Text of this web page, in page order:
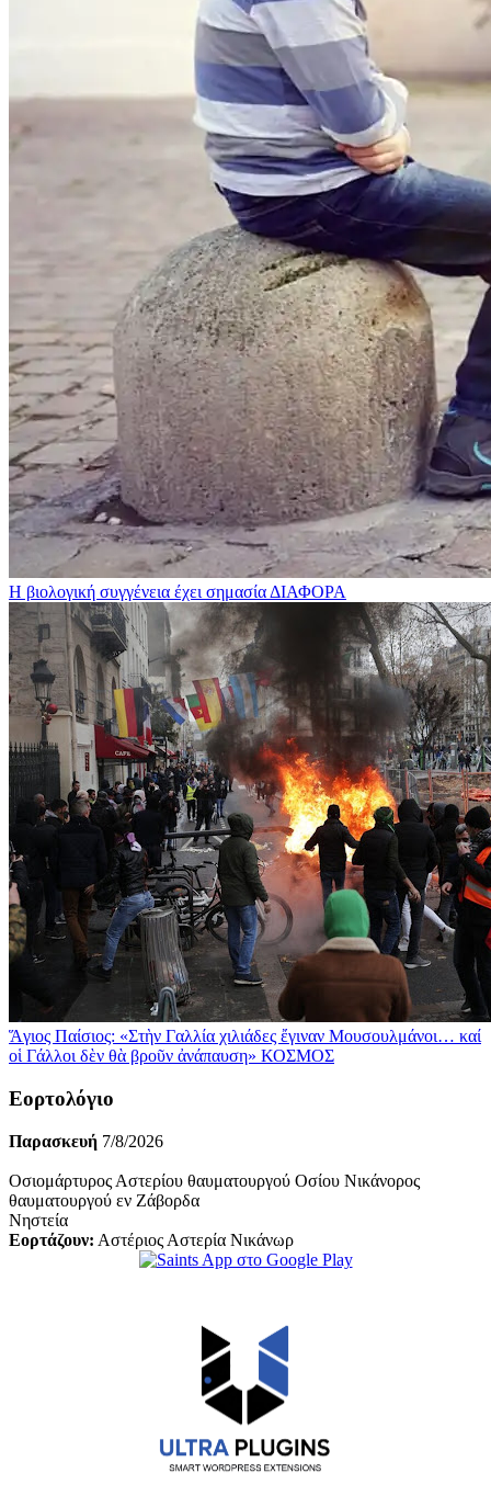
Η βιολογική συγγένεια έχει σημασίαΔΙΑΦΟΡΑ
Ἅγιος Παίσιος: «Στὴν Γαλλία χιλιάδες ἔγιναν Μουσουλμάνοι… καί
οἱ Γάλλοι δὲν θὰ βροῦν ἀνάπαυση» ΚΟΣΜΟΣ
Εορτολόγιο
Παρασκευή 7/8/2026
Οσιομάρτυρος Αστερίου θαυματουργού Οσίου Νικάνορος
θαυματουργού εν Ζάβορδα
Νηστεία
Εορτάζουν: Αστέριος Αστερία Νικάνωρ